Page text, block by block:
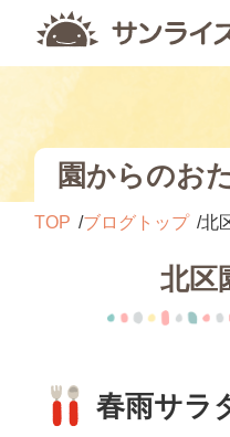
園からのお
TOP ブログトップ 北
北区
春雨サラ